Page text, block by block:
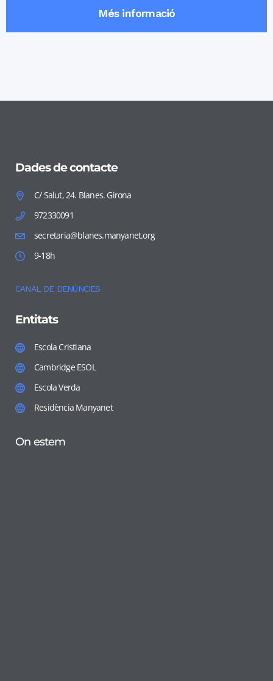
Més informació
Dades de contacte
C/ Salut, 24. Blanes. Girona
972330091
secretaria@blanes.manyanet.org
9-18h
CANAL DE DENÚNCIES
Entitats
Escola Cristiana
Cambridge ESOL
Escola Verda
Residència Manyanet
On estem